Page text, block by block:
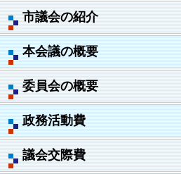
市議会の紹介
本会議の概要
委員会の概要
政務活動費
議会交際費